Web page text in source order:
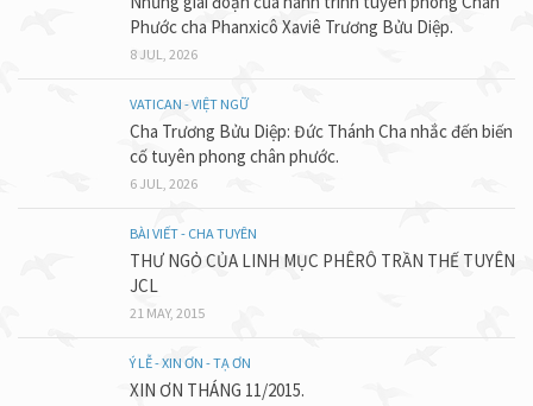
Phước cha Phanxicô Xaviê Trương Bửu Diệp.
8 JUL, 2026
VATICAN - VIỆT NGỮ
Cha Trương Bửu Diệp: Đức Thánh Cha nhắc đến biến
cố tuyên phong chân phước.
6 JUL, 2026
BÀI VIẾT - CHA TUYÊN
THƯ NGỎ CỦA LINH MỤC PHÊRÔ TRẦN THẾ TUYÊN
JCL
21 MAY, 2015
Ý LỄ - XIN ƠN - TẠ ƠN
XIN ƠN THÁNG 11/2015.